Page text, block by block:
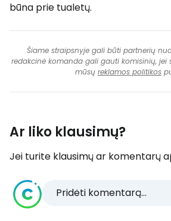
būna prie tualetų.
Šiame straipsnyje gali būti partnerių
redakcinė komanda gali gauti komisinių, jei
mūsų reklamos politikos
Ar liko klausimų?
Jei turite klausimų ar komentarų
Pridėti komentarą...